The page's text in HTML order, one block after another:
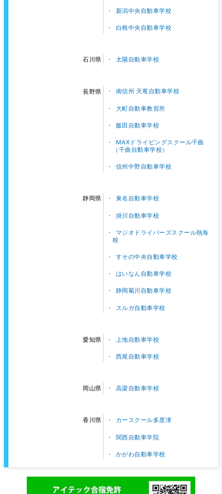
新潟中央自動車学校
白根中央自動車学校
石川県 太陽自動車学校
長野県 南信州 天竜自動車学校
大町自動車教習所
飯田自動車学校
MAXドライビングスクール千曲
（千曲自動車学校）
信州中野自動車学校
静岡県 東名自動車学校
掛川自動車学校
マジオドライバーズスクール熱海
校
すその中央自動車学校
はいなん自動車学校
静岡菊川自動車学校
スルガ自動車学校
愛知県 上地自動車学校
西尾自動車学校
岡山県 高梁自動車学校
香川県 カースクール多度津
関西自動車学院
かがわ自動車学校